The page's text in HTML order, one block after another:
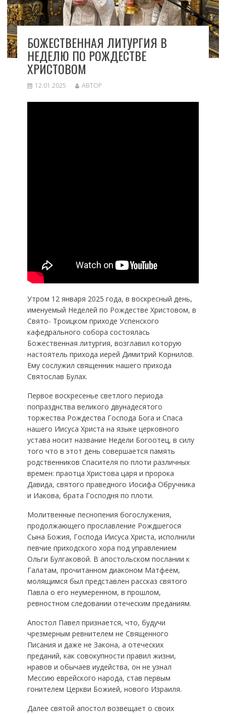
БОЖЕСТВЕННАЯ ЛИТУРГИЯ В
НЕДЕЛЮ ПО РОЖДЕСТВЕ
ХРИСТОВОМ
12.01.2025 АВТОР
Утром 12 января 2025 года, в воскресный день,
именуемый Неделей по Рождестве Христовом, в
Свято- Троицком приходе Успенского
кафедрального собора состоялась
Божественная литургия, возглавил которую
настоятель прихода иерей Димитрий Корнилов.
Ему сослужил священник нашего прихода
Святослав Булах.
Первое воскресенье светлого периода
попразднства великого двунадесятого
торжества Рождества Господа Бога и Спаса
нашего Иисуса Христа на языке церковного
устава носит название Недели Богоотец, в силу
того что в этот день совершается память
родственников Спасителя по плоти различных
времен: праотца Христова царя и пророка
Давида, святого праведного Иосифа Обручника
и Иакова, брата Господня по плоти.
Молитвенные песнопения богослужения,
продолжающего прославление Рождшегося
Сына Божия, Господа Иисуса Христа, исполнили
певчие приходского хора под управлением
Ольги Булгаковой. В апостольском послании к
Галатам, прочитанном диаконом Матфеем,
молящимся был представлен рассказ святого
Павла о его неумеренном, в прошлом,
ревностном следовании отеческим преданиям.
Апостол Павел признается, что, будучи
чрезмерным ревнителем не Священного
Писания и даже не Закона, а отеческих
преданий, как совокупности правил жизни,
нравов и обычаев иудейства, он не узнал
Мессию еврейского народа, став первым
гонителем Церкви Божией, нового Израиля.
Далее святой апостол возвещает о своих